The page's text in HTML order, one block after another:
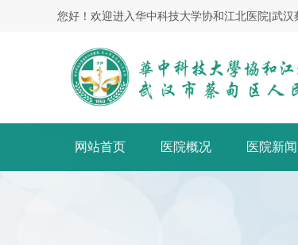
您好！欢迎进入华中科技大学协和江北医院|武汉
网站首页 医院概况 医院新闻